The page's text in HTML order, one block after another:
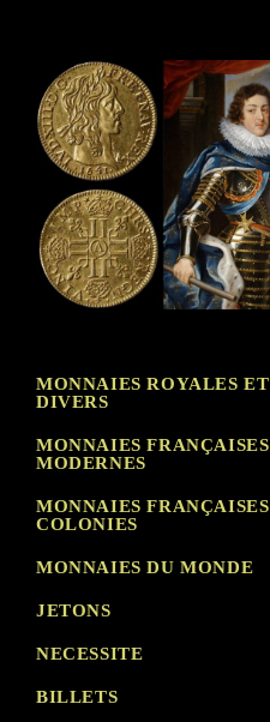
MONNAIES ROYALES ET
DIVERS
MONNAIES FRANÇAISES
MODERNES
MONNAIES FRANÇAISES
COLONIES
MONNAIES DU MONDE
JETONS
NECESSITE
BILLETS